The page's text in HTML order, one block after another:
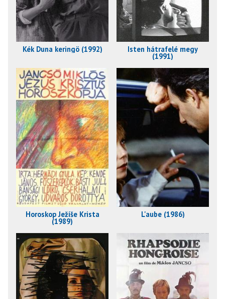
Kék Duna keringö (1992) Isten hátrafelé megy
(1991)
Horoskop Ježíše Krista
(1989)
L'aube (1986)